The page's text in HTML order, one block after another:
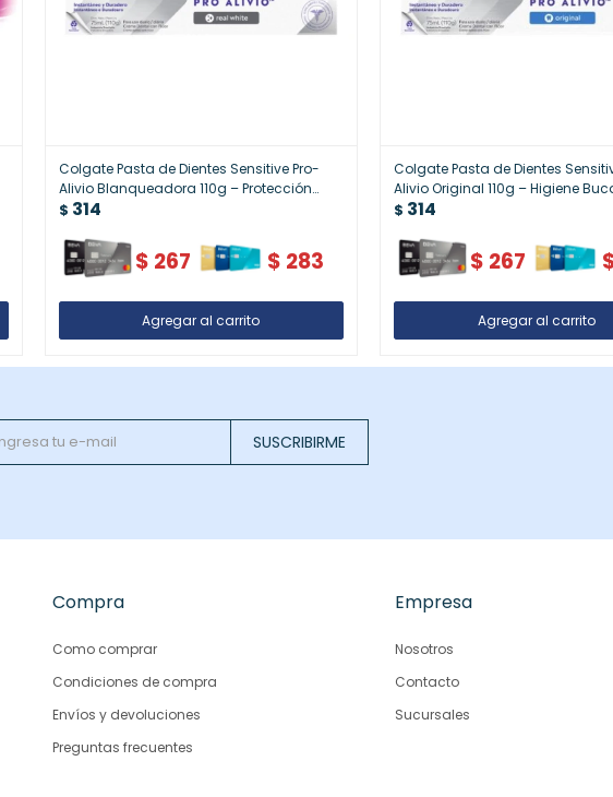
Colgate Pasta de Dientes Sensitive Pro-
Alivio Blanqueadora 110g – Protección
para Dientes Sensibles
$ 314
$ 267 $ 283
Colgate Pasta de Dientes
Alivio Original 110g – Higiene
Completa
$ 314
$ 267
SUSCRIBIRME
Compra
Como comprar
Condiciones de compra
Envíos y devoluciones
Preguntas frecuentes
Empresa
Nosotros
Contacto
Sucursales